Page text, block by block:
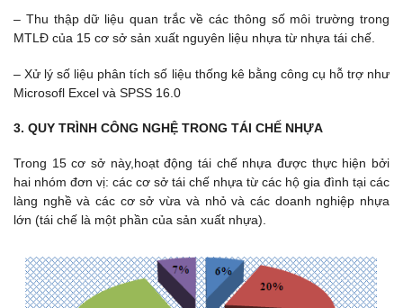
– Thu thập dữ liệu quan trắc về các thông số môi trường trong
MTLĐ của 15 cơ sở sản xuất nguyên liệu nhựa từ nhựa tái chế.
– Xử lý số liệu phân tích số liệu thống kê bằng công cụ hỗ trợ như
Microsofl Excel và SPSS 16.0
3. QUY TRÌNH CÔNG NGHỆ TRONG TÁI CHẾ NHỰA
Trong 15 cơ sở này,hoạt động tái chế nhựa được thực hiện bởi
hai nhóm đơn vị: các cơ sở tái chế nhựa từ các hộ gia đình tại các
làng nghề và các cơ sở vừa và nhỏ và các doanh nghiệp nhựa
lớn (tái chế là một phần của sản xuất nhựa).